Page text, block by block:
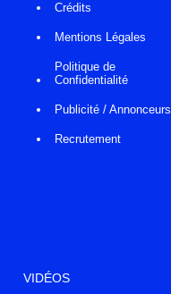
Crédits
Mentions Légales
Politique de
Confidentialité
Publicité / Annonceurs
Recrutement
VIDÉOS